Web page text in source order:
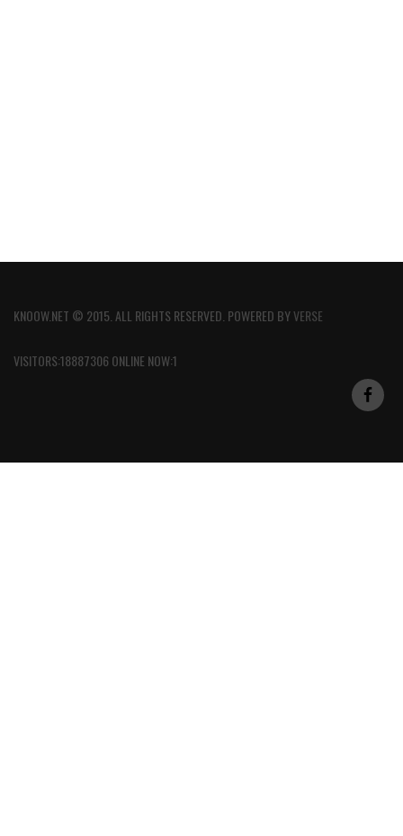
KNOOW.NET © 2015. ALL RIGHTS RESERVED. POWERED BYVERSE
VISITORS:18887306 ONLINE NOW:1